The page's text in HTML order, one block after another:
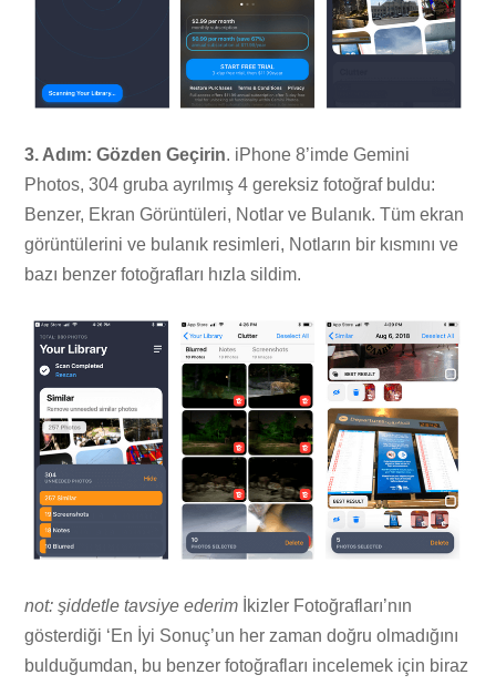
3. Adım: Gözden Geçirin. iPhone 8’imde Gemini
Photos, 304 gruba ayrılmış 4 gereksiz fotoğraf buldu:
Benzer, Ekran Görüntüleri, Notlar ve Bulanık. Tüm ekran
görüntülerini ve bulanık resimleri, Notların bir kısmını ve
bazı benzer fotoğrafları hızla sildim.
not: şiddetle tavsiye ederim İkizler Fotoğrafları’nın
gösterdiği ‘En İyi Sonuç’un her zaman doğru olmadığını
bulduğumdan, bu benzer fotoğrafları incelemek için biraz